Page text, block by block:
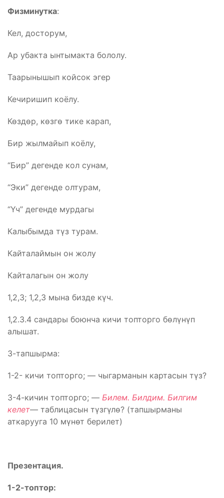
Физминутка:
Кел, досторум,
Ар убакта ынтымакта бололу.
Таарынышып койсок эгер
Кечиришип коёлу.
Көздөр, көзгө тике карап,
Бир жылмайып коёлу,
“Бир” дегенде кол сунам,
“Эки” дегенде олтурам,
“Үч” дегенде мурдагы
Калыбымда түз турам.
Кайталаймын он жолу
Кайталагын он жолу
1,2,3; 1,2,3 мына бизде күч.
1,2.3.4 сандары боюнча кичи топторго бөлүнүп
алышат.
3-тапшырма:
1-2- кичи топторго; — чыгарманын картасын түз?
3-4-кичин топторго; — Билем. Билдим. Билгим
келет— таблицасын түзгүлө? (тапшырманы
аткарууга 10 мүнөт берилет)
Презентация.
1-2-топтор: